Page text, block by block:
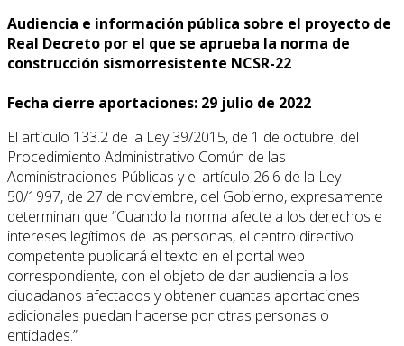
Audiencia e información pública sobre el proyecto de
Real Decreto por el que se aprueba la norma de
construcción sismorresistente NCSR-22
Fecha cierre aportaciones: 29 julio de 2022
El artículo 133.2 de la Ley 39/2015, de 1 de octubre, del
Procedimiento Administrativo Común de las
Administraciones Públicas y el artículo 26.6 de la Ley
50/1997, de 27 de noviembre, del Gobierno, expresamente
determinan que “Cuando la norma afecte a los derechos e
intereses legítimos de las personas, el centro directivo
competente publicará el texto en el portal web
correspondiente, con el objeto de dar audiencia a los
ciudadanos afectados y obtener cuantas aportaciones
adicionales puedan hacerse por otras personas o
entidades.”